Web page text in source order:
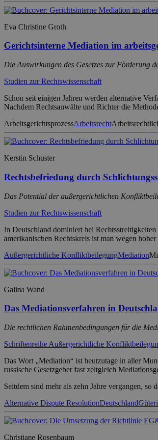
Eva Christine Groth
Gerichtsinterne Mediation im
Die Auswirkungen des Gesetzes zur Förderung
Studien zur Rechtswissenschaft
Schon seit einigen Jahren werden alternative
Nachdem Rechtsanwälte und Richter die
ArbeitsgerichtsprozessArbeitsrecht
Kerstin Schuster
Rechtsbefriedung durch
Das Potential der außergerichtlichen
Studien zur Rechtswissenschaft
In Deutschland dominiert bei
amerikanischen Rechtskreis ist man wegen
Außergerichtliche KonfliktbeilegungMediation
Galina Wand
Das Mediationsverfahren in
Die rechtlichen Rahmenbedingungen für die
Schriftenreihe Außergerichtliche
Das Wort „Mediation“ ist heutzutage in aller
russische Gesetzgeber fast zeitgleich
Seitdem sind mehr als zehn Jahre vergangen, so
Alternative Dispute ResolutionDeutschland
Christiane Rosenbaum